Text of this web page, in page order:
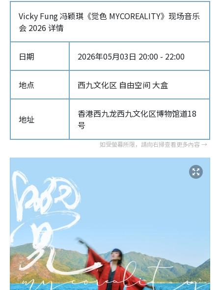
Vicky Fung 冯颖琪《觉色 MYCOREALITY》现场音乐
会 2026 详情
日期 2026年05月03日 20:00 - 22:00
地点 西九文化区 自由空间 大盒
地址
香港西九龙西九文化区博物馆道18
号